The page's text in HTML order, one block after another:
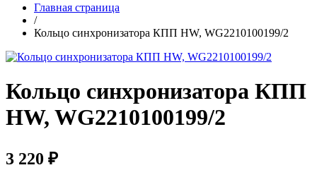
Главная страница
/
Кольцо синхронизатора КПП HW, WG2210100199/2
Кольцо синхронизатора КПП
HW, WG2210100199/2
3 220 ₽